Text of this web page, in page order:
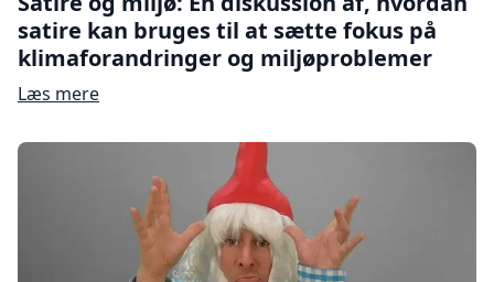
satire kan bruges til at sætte fokus på
klimaforandringer og miljøproblemer
Læs mere